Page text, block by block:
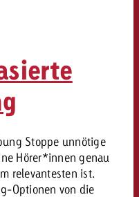
Stoppe unnötige
Hörer*innen genau
relevantesten ist.
Optionen von die